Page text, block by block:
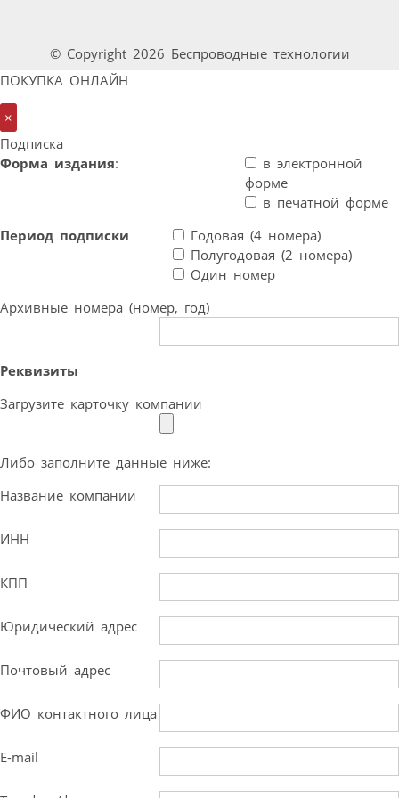
© Copyright 2026 Беспроводные технологии
ПОКУПКА ОНЛАЙН
×
Подписка
Форма издания:
в электронной
форме
в печатной форме
Период подписки
Годовая (4 номера)
Полугодовая (2 номера)
Один номер
Архивные номера (номер, год)
Реквизиты
Загрузите карточку компании
Либо заполните данные ниже:
Название компании
ИНН
КПП
Юридический адрес
Почтовый адрес
ФИО контактного лица
E-mail